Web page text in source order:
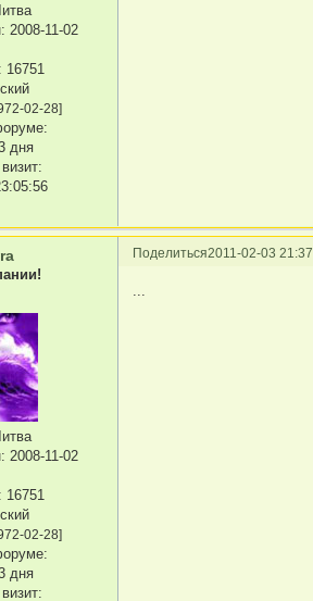
: 2008-11-02
16751
02-28]
дня
Поделиться2011-02-03
: 2008-11-02
16751
02-28]
дня
...